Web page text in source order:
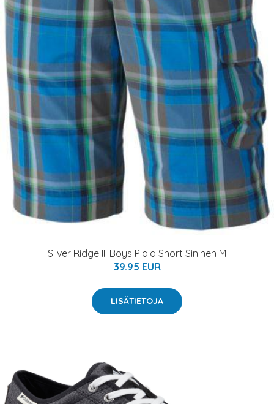
Silver Ridge III Boys Plaid Short Sininen M
39.95 EUR
LISÄTIETOJA